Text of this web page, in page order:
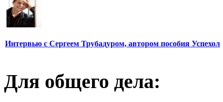
Интервью с Сергеем Трубадуром, автором пособия Успехол
Для общего дела: